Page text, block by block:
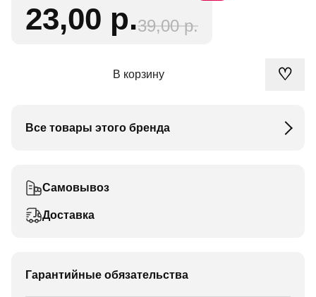
23,00 р.39,00 р.
В корзину ♡
Все товары этого бренда
Самовывоз
Доставка
Гарантийные обязательства